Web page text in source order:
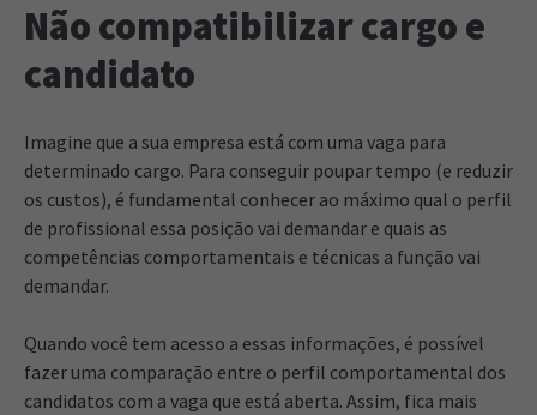
Não compatibilizar cargo e
candidato
Imagine que a sua empresa está com uma vaga para
determinado cargo. Para conseguir poupar tempo (e reduzir
os custos), é fundamental conhecer ao máximo qual o perfil
de profissional essa posição vai demandar e quais as
competências comportamentais e técnicas a função vai
demandar.
Quando você tem acesso a essas informações, é possível
fazer uma comparação entre o perfil comportamental dos
candidatos com a vaga que está aberta. Assim, fica mais